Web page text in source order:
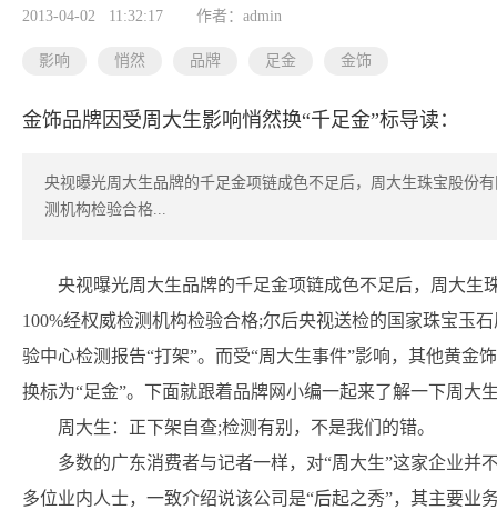
品牌导购 专家点评 精彩点评
2013-04-02 11:32:17 作者：admin
影响 悄然 品牌 足金 金饰
金饰品牌因受周大生影响悄然换“千足金”标导读：
央视曝光周大生品牌的千足金项链成色不足后，周大生珠宝股份
测机构检验合格...
央视曝光周大生品牌的千足金项链成色不足后，周大生
100%经权威检测机构检验合格;尔后央视送检的国家珠宝玉
验中心检测报告“打架”。而受“周大生事件”影响，其他黄金
换标为“足金”。下面就跟着品牌网小编一起来了解一下周大
周大生：正下架自查;检测有别，不是我们的错。
多数的广东消费者与记者一样，对“周大生”这家企业
多位业内人士，一致介绍说该公司是“后起之秀”，其主要业